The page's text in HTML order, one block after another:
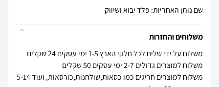
שם נותן האחריות: פלד יבוא ושיווק
משלוחים והחזרות
משלוח למוצרים חריגים כמו כסאות,שולחנות,כורסאות, ועוד 5-14